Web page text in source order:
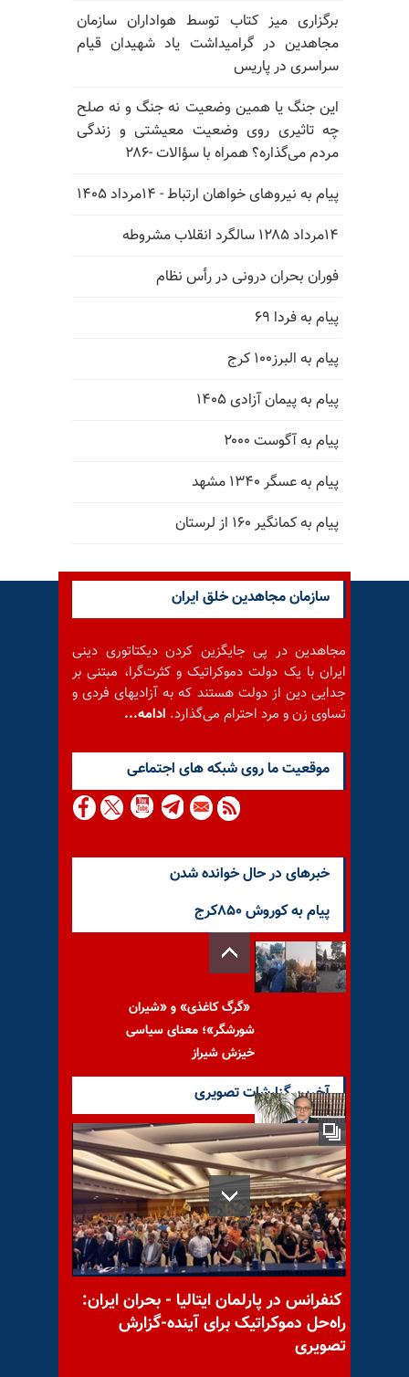
برگزاری میز کتاب توسط هواداران سازمان
مجاهدین در گرامیداشت یاد شهیدان قیام
سراسری در پاریس
این جنگ یا همین وضعیت نه جنگ و نه صلح
چه تاثیری روی وضعیت معیشتی و زندگی
مردم می‌گذاره؟ همراه با سؤالات -۲۸۶
پیام به نیروهای خواهان ارتباط - ۱۴مرداد ۱۴۰۵
۱۴مرداد ۱۲۸۵ سالگرد انقلاب مشروطه
فوران بحران درونی در رأس نظام
پیام به فردا ۶۹
پیام به البرز۱۰۰ کرج
پیام به پیمان آزادی ۱۴۰۵
پیام به آگوست ۲۰۰۰
پیام به عسگر ۱۳۴۰ مشهد
پیام به کمانگیر ۱۶۰ از لرستان
سازمان مجاهدین خلق ایران
مجاهدین در پی جایگزین کردن دیکتاتوری دینی
ایران با یک دولت دموکراتیک و کثرت‌گرا، مبتنی بر
جدایی دین از دولت هستند که به آزادیهای فردی و
تساوی زن و مرد احترام می‌گذارد. ادامه...
موقعيت ما روى شبكه هاى اجتماعى
خبرهای در حال خوانده شدن
پیام به کوروش ۸۵۰کرج
«گرگ کاغذی» و «شیران
شورشگر»؛ معنای سیاسی
خیزش شیراز
ابوالقاسم رضایی: استعمال
مزدور نفوذی ایرج مصداقی توسط
بی‌بی‌سی علیه مجاهدین و
خانم مریم رجوی: قیام بزرگ‌تری
علیه استبداد دینی در راه است
آخرین گزارشات تصویری
کنفرانس در پارلمان ایتالیا - بحران ایران:
راه‌حل دموکراتیک برای آینده-گزارش
تصویری